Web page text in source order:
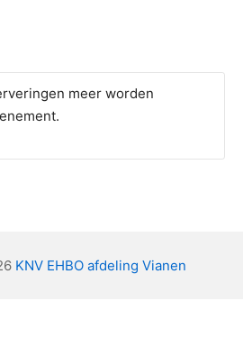
meer worden
KNV EHBO afdeling Vianen